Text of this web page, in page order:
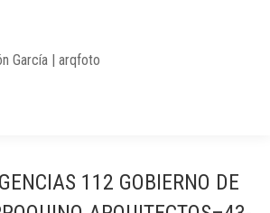
112 GOBIERNO DE